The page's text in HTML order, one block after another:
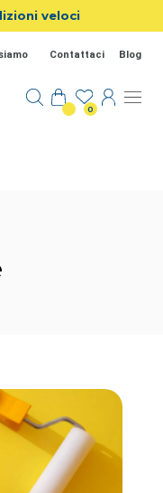
veloci
Contattaci Blog
0